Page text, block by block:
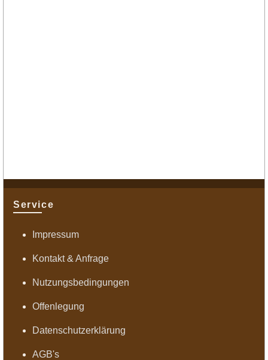
Service
Impressum
Kontakt & Anfrage
Nutzungsbedingungen
Offenlegung
Datenschutzerklärung
AGB's